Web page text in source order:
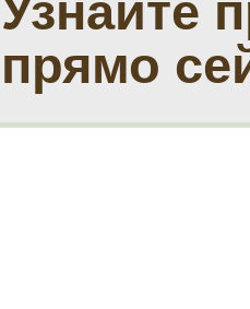
Узнайте
прямо